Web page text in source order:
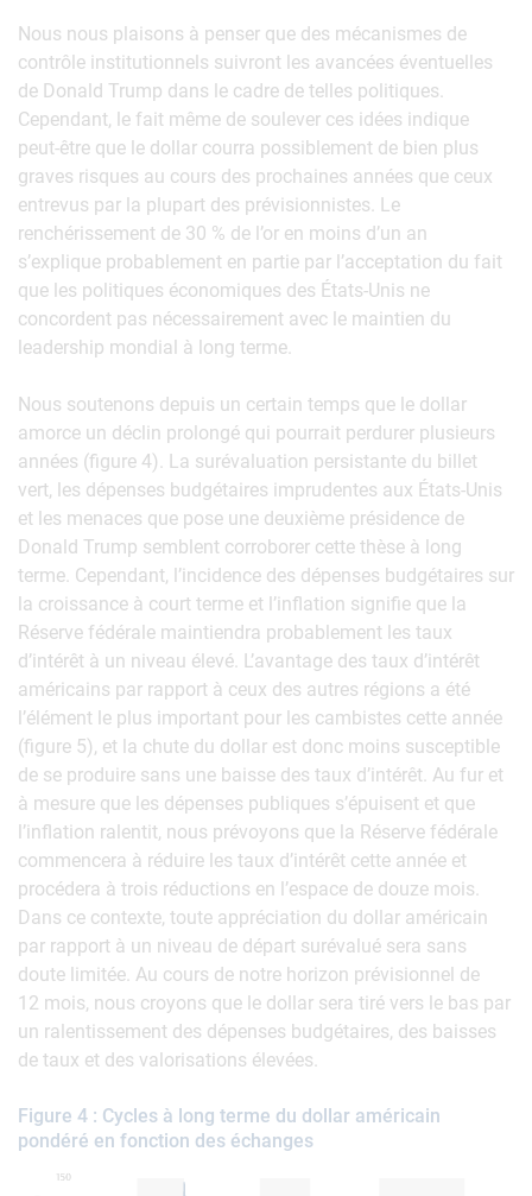
Nous nous plaisons à penser que des mécanismes de
contrôle institutionnels suivront les avancées éventuelles
de Donald Trump dans le cadre de telles politiques.
Cependant, le fait même de soulever ces idées indique
peut-être que le dollar courra possiblement de bien plus
graves risques au cours des prochaines années que ceux
entrevus par la plupart des prévisionnistes. Le
renchérissement de 30 % de l’or en moins d’un an
s’explique probablement en partie par l’acceptation du fait
que les politiques économiques des États-Unis ne
concordent pas nécessairement avec le maintien du
leadership mondial à long terme.
Nous soutenons depuis un certain temps que le dollar
amorce un déclin prolongé qui pourrait perdurer plusieurs
années (figure 4). La surévaluation persistante du billet
vert, les dépenses budgétaires imprudentes aux États-Unis
et les menaces que pose une deuxième présidence de
Donald Trump semblent corroborer cette thèse à long
terme. Cependant, l’incidence des dépenses budgétaires sur
la croissance à court terme et l’inflation signifie que la
Réserve fédérale maintiendra probablement les taux
d’intérêt à un niveau élevé. L’avantage des taux d’intérêt
américains par rapport à ceux des autres régions a été
l’élément le plus important pour les cambistes cette année
(figure 5), et la chute du dollar est donc moins susceptible
de se produire sans une baisse des taux d’intérêt. Au fur et
à mesure que les dépenses publiques s’épuisent et que
l’inflation ralentit, nous prévoyons que la Réserve fédérale
commencera à réduire les taux d’intérêt cette année et
procédera à trois réductions en l’espace de douze mois.
Dans ce contexte, toute appréciation du dollar américain
par rapport à un niveau de départ surévalué sera sans
doute limitée. Au cours de notre horizon prévisionnel de
12 mois, nous croyons que le dollar sera tiré vers le bas par
un ralentissement des dépenses budgétaires, des baisses
de taux et des valorisations élevées.
Figure 4 : Cycles à long terme du dollar américain
pondéré en fonction des échanges